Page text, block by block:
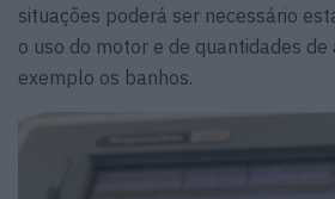
situações poderá ser necessário
o uso do motor e de quantidades
exemplo os banhos.